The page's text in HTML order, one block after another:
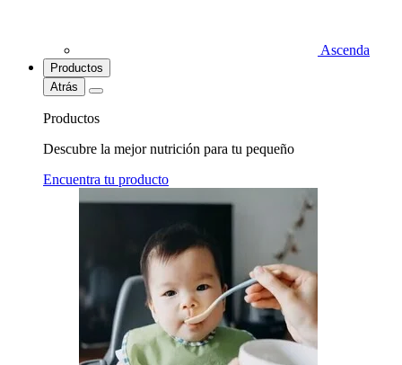
Ascenda
Productos
Atrás
Productos
Descubre la mejor nutrición para tu pequeño
Encuentra tu producto